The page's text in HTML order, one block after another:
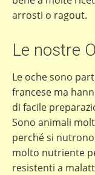
arrosti o ragout.
Le nostre
Le oche sono
francese ma
di facile
Sono animali
perché si
molto nutriente
resistenti a